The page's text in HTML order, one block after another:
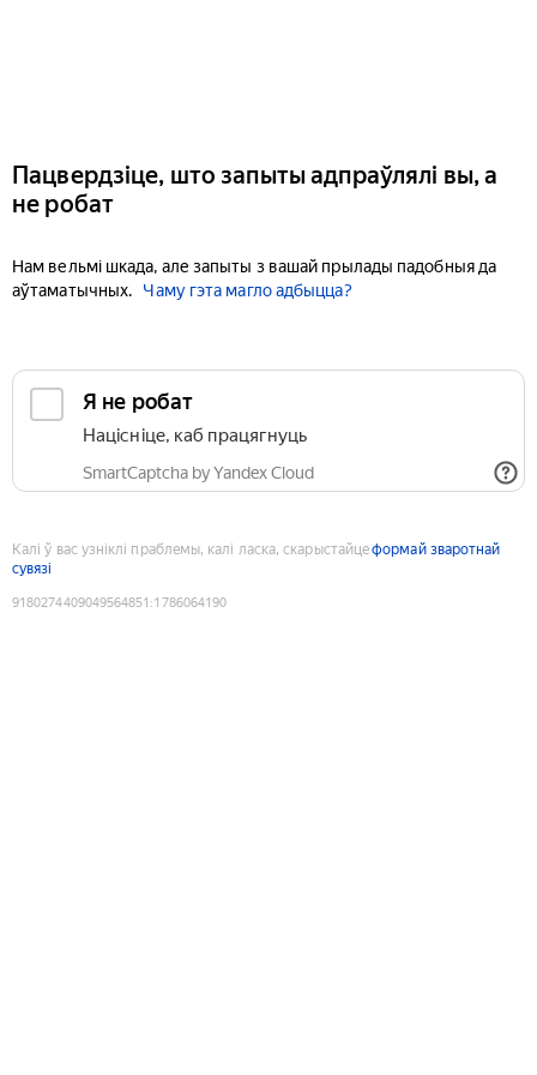
Пацвердзіце, што запыты адпраўлялі вы, а
не робат
Нам вельмі шкада, але запыты з вашай прылады падобныя да
аўтаматычных.
Чаму гэта магло адбыцца?
Я не робат
Націсніце, каб працягнуць
SmartCaptcha by Yandex Cloud
Калі ў вас узніклі праблемы, калі ласка, скарыстайцеформай зваротнай
сувязі
9180274409049564851 :1786064190